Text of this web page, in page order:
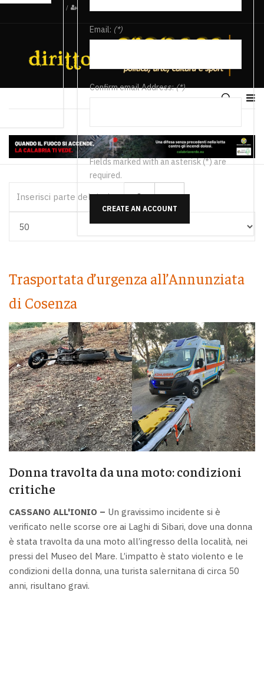
/
Email: (*)
Confirm email Address:(*)
Fields marked with an asterisk (*) are
required.
CREATE AN ACCOUNT
Trasportata d’urgenza all’Annunziata
di Cosenza
Donna travolta da una moto: condizioni
critiche
CASSANO ALL'IONIO – Un gravissimo incidente si è
verificato nelle scorse ore ai Laghi di Sibari, dove una donna
è stata travolta da una moto all’ingresso della località, nei
pressi del Museo del Mare. L’impatto è stato violento e le
condizioni della donna, una turista salernitana di circa 50
anni, risultano gravi.